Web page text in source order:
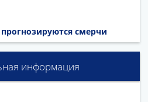
смерчи
информация